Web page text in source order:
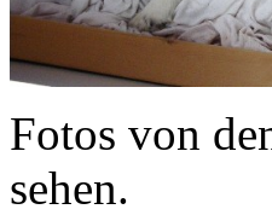
Fotos von
sehen.